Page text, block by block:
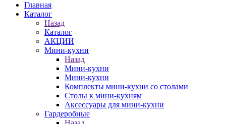
Главная
Каталог
Назад
Каталог
АКЦИИ
Мини-кухни
Назад
Мини-кухни
Мини-кухни
Комплекты мини-кухни со столами
Столы к мини-кухням
Аксессуары для мини-кухни
Гардеробные